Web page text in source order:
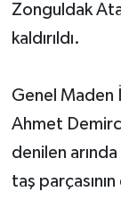
Zonguldak
kaldırıldı.
Genel Maden
Ahmet
denilen arında
taş